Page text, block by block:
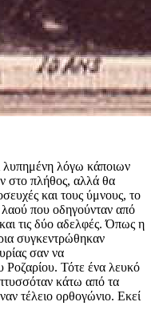
λυπημένη λόγω κάποιων
στο πλήθος, αλλά θα
και τους ύμνους, το
που οδηγούνταν από
τις δύο αδελφές. Όπως η
συγκεντρώθηκαν
σαν να
Ροζαρίου. Τότε ένα λευκό
κάτω από τα
τέλειο ορθογώνιο. Εκεί